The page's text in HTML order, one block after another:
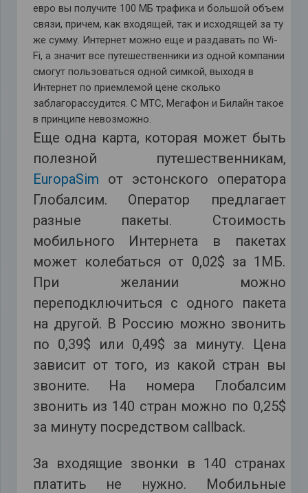
евро вы получите 100 МБ трафика и большой объем
связи, причем, как входящей, так и исходящей за ту
же сумму. Интернет можно еще и раздавать по Wi-
Fi, а значит все путешественники из одной компании
смогут пользоваться одной симкой, выходя в
Интернет по приемлемой цене сколько
заблагорассудится. С МТС, Мегафон и Билайн такое
в принципе невозможно.
Еще одна карта, которая может быть
полезной путешественникам,
EuropaSim от эстонского оператора
Глобалсим. Оператор предлагает
разные пакеты. Стоимость
мобильного Интернета в пакетах
может колебаться от 0,02$ за 1МБ.
При желании можно
переподключиться с одного пакета
на другой. В Россию можно звонить
по 0,39$ или 0,49$ за минуту. Цена
зависит от того, из какой стран вы
звоните. На номера Глобалсим
звонить из 140 стран можно по 0,25$
за минуту посредством callback.
За входящие звонки в 140 странах
платить не нужно. Мобильные